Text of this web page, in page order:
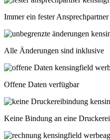
Immer ein fester Ansprechpartner
Alle Änderungen sind inklusive
Offene Daten verfügbar
Keine Bindung an eine Druckerei